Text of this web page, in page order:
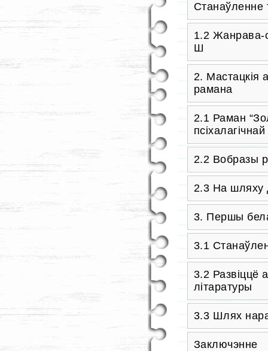
Станаўленне
1.2 Жанрава-
Ш
2. Мастацкія
рамана
2.1 Раман
2.2 Вобразы
2.3 На шляху
3. Першы
3.1
3.2 Развіццё
літаратуры
3.3 Шлях
Заключэнне